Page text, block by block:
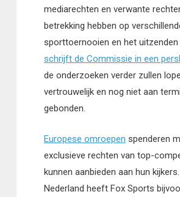
mediarechten en verwante
betrekking hebben op
sporttoernooien en het uitzenden
schrijft de Commissie in een
de onderzoeken verder zullen
vertrouwelijk en nog niet aan
gebonden.
Europese omroepen spenderen
exclusieve rechten van top-
kunnen aanbieden aan hun
Nederland heeft Fox Sports